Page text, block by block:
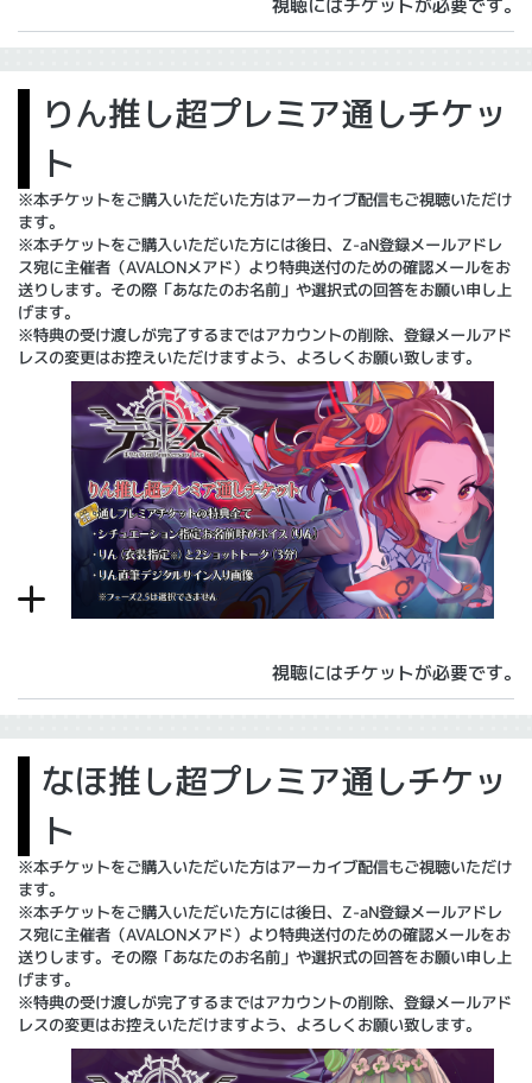
視聴にはチケットが必要です。
りん推し超プレミア通しチケッ
ト
※本チケットをご購入いただいた方はアーカイブ配信もご視聴いただけ
ます。
※本チケットをご購入いただいた方には後日、Z-aN登録メールアドレ
ス宛に主催者（AVALONメアド）より特典送付のための確認メールをお
送りします。その際「あなたのお名前」や選択式の回答をお願い申し上
げます。
※特典の受け渡しが完了するまではアカウントの削除、登録メールアド
レスの変更はお控えいただけますよう、よろしくお願い致します。
視聴にはチケットが必要です。
なほ推し超プレミア通しチケッ
ト
※本チケットをご購入いただいた方はアーカイブ配信もご視聴いただけ
ます。
※本チケットをご購入いただいた方には後日、Z-aN登録メールアドレ
ス宛に主催者（AVALONメアド）より特典送付のための確認メールをお
送りします。その際「あなたのお名前」や選択式の回答をお願い申し上
げます。
※特典の受け渡しが完了するまではアカウントの削除、登録メールアド
レスの変更はお控えいただけますよう、よろしくお願い致します。